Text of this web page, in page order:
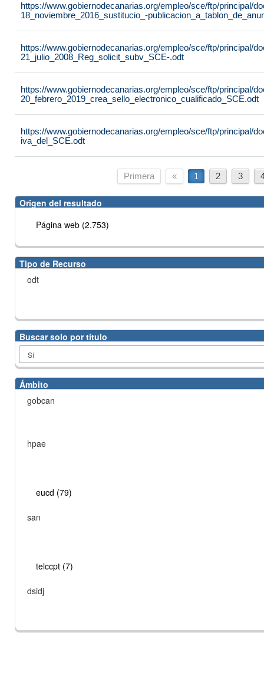
https://www.gobiernodecanarias.org/empleo/sce/ftp/principal/
18_noviembre_2016_sustitucio_-
https://www.gobiernodecanarias.org/empleo/sce/ftp/principal/
21_julio_2008_Reg_solicit_subv_SCE-.odt
https://www.gobiernodecanarias.org/empleo/sce/ftp/principal/
20_febrero_2019_crea_sello_electronico_cualificado_SCE.odt
https://www.gobiernodecanarias.org/empleo/sce/ftp/principal/
iva_del_SCE.odt
Primera « 1 2 3
Origen del resultado
Página web (2.753)
Tipo de Recurso
odt
Buscar solo por título
Ámbito
gobcan
hpae
eucd (79)
san
telccpt (7)
dsidj